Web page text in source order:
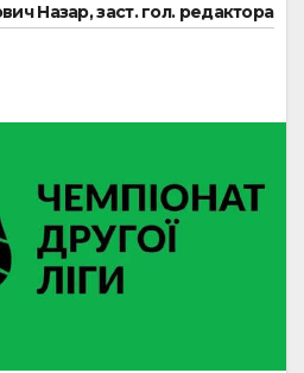
Назар, заст. гол. редактора